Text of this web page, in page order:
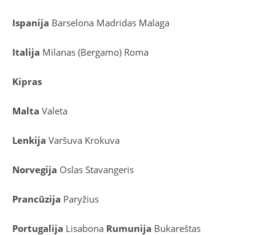
Ispanija Barselona Madridas Malaga
Italija Milanas (Bergamo) Roma
Kipras
Malta Valeta
Lenkija Varšuva Krokuva
Norvegija Oslas Stavangeris
Prancūzija Paryžius
Portugalija Lisabona Rumunija Bukareštas